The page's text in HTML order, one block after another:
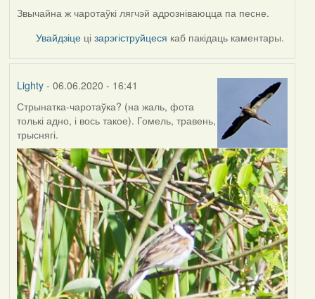
Звычайна ж чаротаўкі лягчэй адрозніваюцца па песне.
Увайдзіце цізарэгіструйцеся каб пакідаць каментары.
Lighty- 06.06.2020 - 16:41
Стрынатка-чаротаўка? (на жаль, фота
толькі адно, і вось такое). Гомель, травень,
трыснягі.